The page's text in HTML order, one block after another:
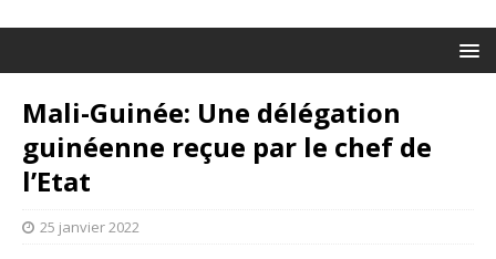
Mali-Guinée: Une délégation
guinéenne reçue par le chef de
l’Etat
25 janvier 2022